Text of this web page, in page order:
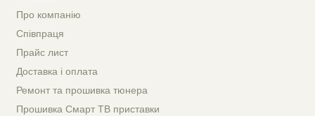
Про компанію
Співпраця
Прайс лист
Доставка і оплата
Ремонт та прошивка тюнера
Прошивка Смарт ТВ приставки